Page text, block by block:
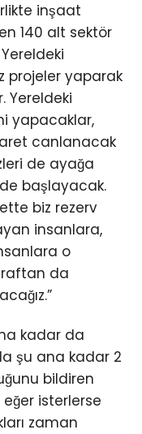
inşaat
140 alt sektör
projeler yaparak
Yereldeki
yapacaklar,
canlanacak
de ayağa
başlayacak.
biz rezerv
insanlara,
o
da
kadar da
şu ana kadar 2
bildiren
eğer isterlerse
zaman